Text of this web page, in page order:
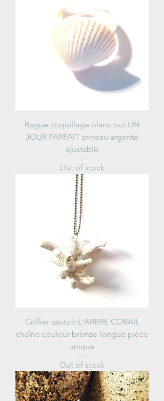
Bague coquillage blanc pur UN
JOUR PARFAIT anneau argenté
ajustable
Out of stock
Collier sautoir L'ARBRE CORAIL
chaîne couleur bronze longue pièce
unique
Out of stock